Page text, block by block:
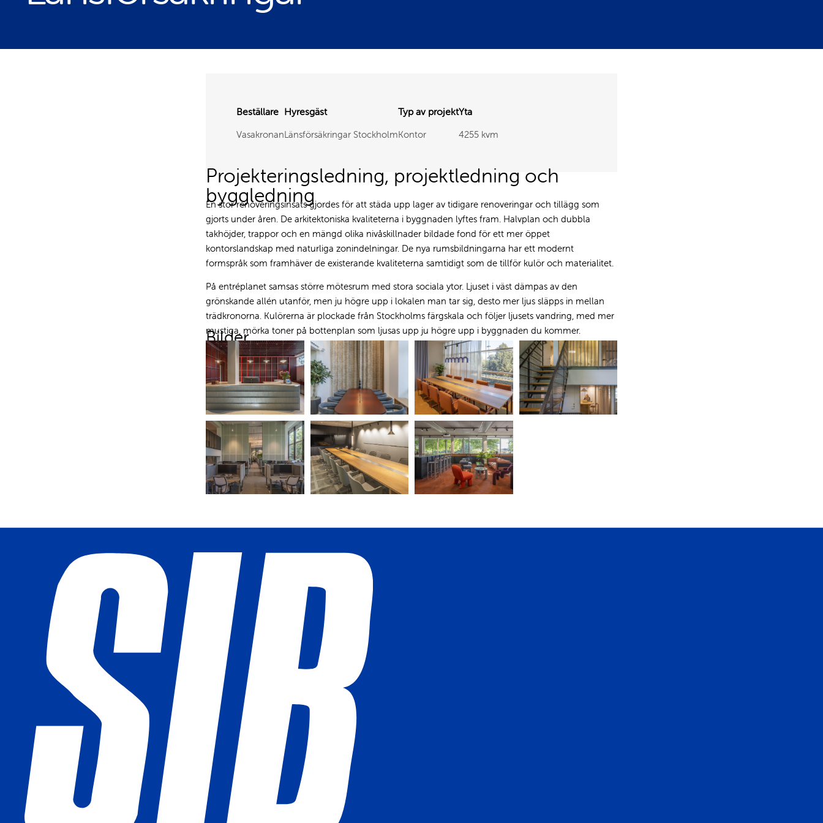
Beställare
Vasakronan
Hyresgäst
Länsförsäkringar Stockholm
Typ av projekt
Kontor
Yta
4255 kvm
Projekteringsledning, projektledning och
byggledning
En stor renoveringsinsats gjordes för att städa upp lager av tidigare renoveringar och tillägg som
gjorts under åren. De arkitektoniska kvaliteterna i byggnaden lyftes fram. Halvplan och dubbla
takhöjder, trappor och en mängd olika nivåskillnader bildade fond för ett mer öppet
kontorslandskap med naturliga zonindelningar. De nya rumsbildningarna har ett modernt
formspråk som framhäver de existerande kvaliteterna samtidigt som de tillför kulör och materialitet.
På entréplanet samsas större mötesrum med stora sociala ytor. Ljuset i väst dämpas av den
grönskande allén utanför, men ju högre upp i lokalen man tar sig, desto mer ljus släpps in mellan
trädkronorna. Kulörerna är plockade från Stockholms färgskala och följer ljusets vandring, med mer
mustiga, mörka toner på bottenplan som ljusas upp ju högre upp i byggnaden du kommer.
Bilder